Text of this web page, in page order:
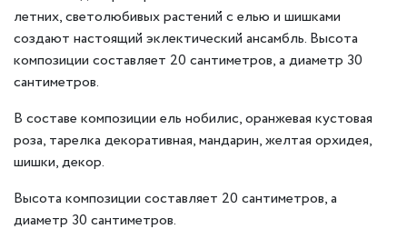
летних, светолюбивых растений с елью и шишками
создают настоящий эклектический ансамбль. Высота
композиции составляет 20 сантиметров, а диаметр 30
сантиметров.
В составе композиции ель нобилис, оранжевая кустовая
роза, тарелка декоративная, мандарин, желтая орхидея,
шишки, декор.
Высота композиции составляет 20 сантиметров, а
диаметр 30 сантиметров.